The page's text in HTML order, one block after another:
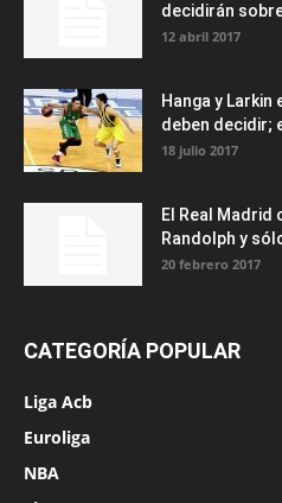
decidirán
12 abril 2017
Hanga y
deben decidir;
18 julio 2017
El Real Madrid
Randolph y
20 febrero 2017
CATEGORÍA POPULAR
Liga Acb
Euroliga
NBA